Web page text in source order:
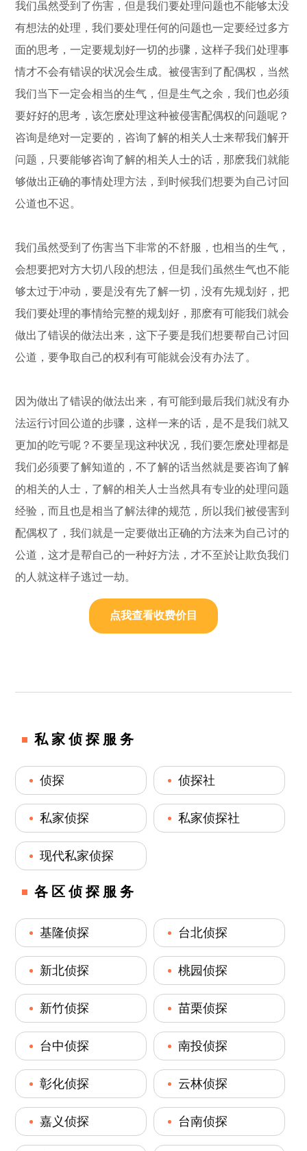
我们虽然受到了伤害，但是我们要处理问题也不能够太没
有想法的处理，我们要处理任何的问题也一定要经过多方
面的思考，一定要规划好一切的步骤，这样子我们处理事
情才不会有错误的状况会生成。被侵害到了配偶权，当然
我们当下一定会相当的生气，但是生气之余，我们也必须
要好好的思考，该怎麽处理这种被侵害配偶权的问题呢？
咨询是绝对一定要的，咨询了解的相关人士来帮我们解开
问题，只要能够咨询了解的相关人士的话，那麽我们就能
够做出正确的事情处理方法，到时候我们想要为自己讨回
公道也不迟。
我们虽然受到了伤害当下非常的不舒服，也相当的生气，
会想要把对方大切八段的想法，但是我们虽然生气也不能
够太过于冲动，要是没有先了解一切，没有先规划好，把
我们要处理的事情给完整的规划好，那麽有可能我们就会
做出了错误的做法出来，这下子要是我们想要帮自己讨回
公道，要争取自己的权利有可能就会没有办法了。
因为做出了错误的做法出来，有可能到最后我们就没有办
法运行讨回公道的步骤，这样一来的话，是不是我们就又
更加的吃亏呢？不要呈现这种状况，我们要怎麽处理都是
我们必须要了解知道的，不了解的话当然就是要咨询了解
的相关的人士，了解的相关人士当然具有专业的处理问题
经验，而且也是相当了解法律的规范，所以我们被侵害到
配偶权了，我们就是一定要做出正确的方法来为自己讨的
公道，这才是帮自己的一种好方法，才不至於让欺负我们
的人就这样子逃过一劫。
点我查看收费价目
私家侦探服务
侦探 侦探社
私家侦探 私家侦探社
现代私家侦探
各区侦探服务
基隆侦探 台北侦探
新北侦探 桃园侦探
新竹侦探 苗栗侦探
台中侦探 南投侦探
彰化侦探 云林侦探
嘉义侦探 台南侦探